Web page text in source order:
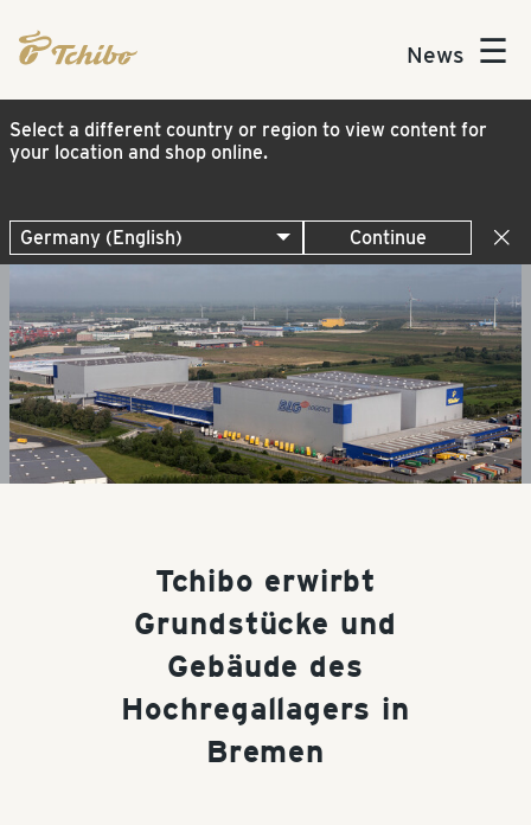
News ☰
Select a different country or region to view content for
your location and shop online.
Continue
Tchibo erwirbt
Grundstücke und
Gebäude des
Hochregallagers in
Bremen